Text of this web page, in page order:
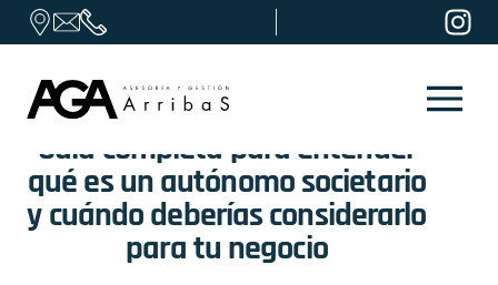
Skip to content
Guía completa para entender
qué es un autónomo societario
y cuándo deberías considerarlo
para tu negocio